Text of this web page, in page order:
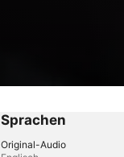
Sprachen
Original-Audio